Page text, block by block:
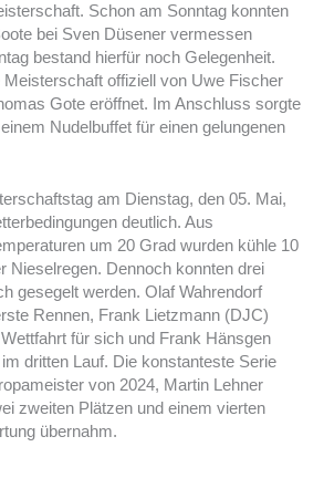
Schon am Sonntag konnten
bei Sven Düsener vermessen
bestand hierfür noch Gelegenheit.
offiziell von Uwe Fischer
Gote eröffnet. Im Anschluss sorgte
Nudelbuffet für einen gelungenen
am Dienstag, den 05. Mai,
deutlich. Aus
um 20 Grad wurden kühle 10
Nieselregen. Dennoch konnten drei
gesegelt werden. Olaf Wahrendorf
Rennen, Frank Lietzmann (DJC)
für sich und Frank Hänsgen
dritten Lauf. Die konstanteste Serie
von 2024, Martin Lehner
zweiten Plätzen und einem vierten
übernahm.